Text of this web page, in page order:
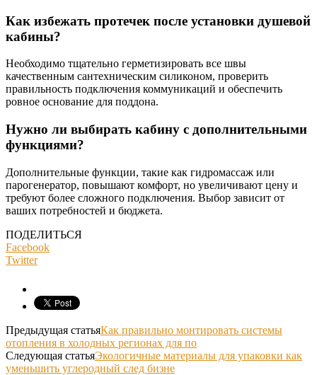
Как избежать протечек после установки душевой
кабины?
Необходимо тщательно герметизировать все швы
качественным сантехническим силиконом, проверить
правильность подключения коммуникаций и обеспечить
ровное основание для поддона.
Нужно ли выбирать кабину с дополнительными
функциями?
Дополнительные функции, такие как гидромассаж или
парогенератор, повышают комфорт, но увеличивают цену и
требуют более сложного подключения. Выбор зависит от
ваших потребностей и бюджета.
ПОДЕЛИТЬСЯ
Facebook
Twitter
Предыдущая статьяКак правильно монтировать системы
отопления в холодных регионах для по
Следующая статьяЭкологичные материалы для упаковки как
уменьшить углеродный след бизне